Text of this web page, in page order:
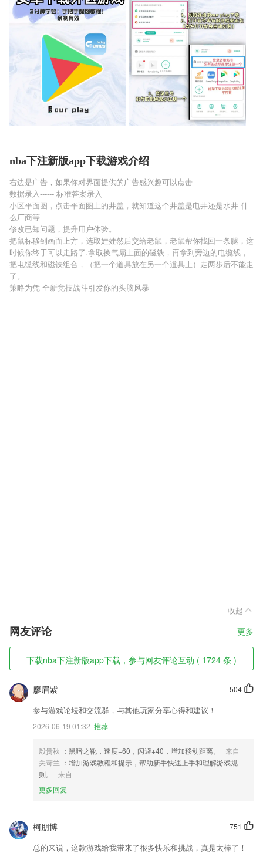
nba下注新版app下载游戏介绍
右边是广告，如果你对界面提供的广告感兴趣可以点击
数据录入------ 标准答案录入
小区平面图，点击平面图上的井盖，就知道这个井盖是电井还是水井 什
么厂商等
修改已知问题，提升用户体验。
把鼠标移到画面上方，选取娃娃然后交给老鼠，老鼠帮你找回一条腿，这
时候你终于可以走路了.拿取换气扇上面的磁铁，再拿到旁边的电缆线，
把电缆线和磁铁组合，（把一个道具放在另一个道具上）走两步后不能走
了。
策略为凭 全新竞技战斗引发你的头脑风暴
收起
网友评论 更多
下载nba下注新版app下载，参与网友评论互动 ( 1724 条 )
504
廖眉紫
参与游戏论坛和交流群，与其他玩家分享心得和建议！
2026-06-19 01:32 推荐
殷贵秋 ：黑暗之靴，速度+60，闪避+40，增加移动距离。
来自
关苛兰 ：增加游戏教程和提示，帮助新手快速上手和理解游戏规
则。
来自
更多回复
751
柯朋博
总的来说，这款游戏给我带来了很多快乐和挑战，真是太棒了！